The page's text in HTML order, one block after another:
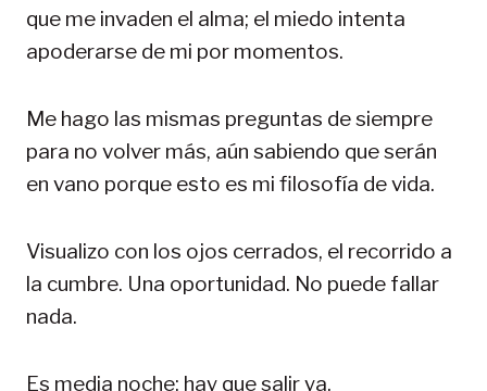
que me invaden el alma; el miedo intenta
apoderarse de mi por momentos.
Me hago las mismas preguntas de siempre
para no volver más, aún sabiendo que serán
en vano porque esto es mi filosofía de vida.
Visualizo con los ojos cerrados, el recorrido a
la cumbre. Una oportunidad. No puede fallar
nada.
Es media noche; hay que salir ya.